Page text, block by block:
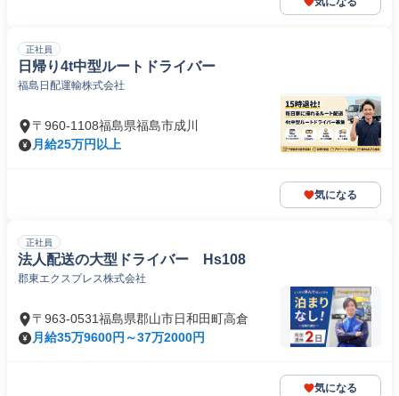
正社員
日帰り4t中型ルートドライバー
福島日配運輸株式会社
〒960-1108福島県福島市成川
月給25万円以上
気になる
正社員
法人配送の大型ドライバー Hs108
郡東エクスプレス株式会社
〒963-0531福島県郡山市日和田町高倉
月給35万9600円～37万2000円
気になる